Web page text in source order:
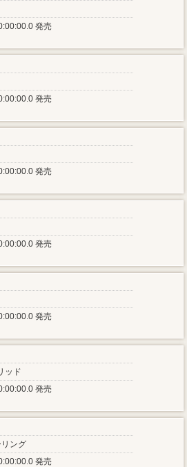
発売
発売
発売
発売
発売
ッド
発売
ング
発売